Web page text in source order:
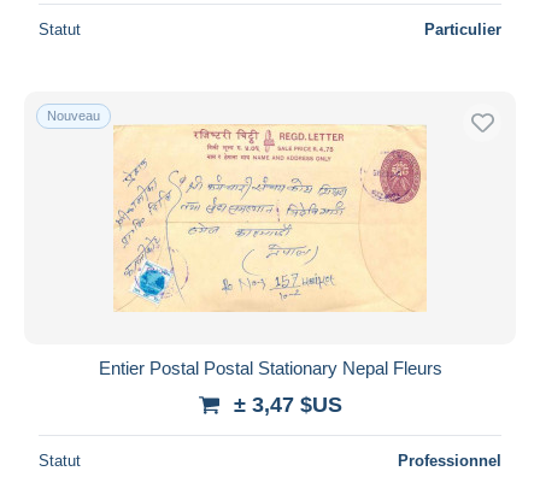
Statut Particulier
Nouveau
Entier Postal Postal Stationary Nepal Fleurs
± 3,47 $US
Statut Professionnel